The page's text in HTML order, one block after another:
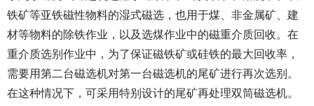
铁矿等亚铁磁性物料的湿式磁选，也用于煤、非金属矿、建
材等物料的除铁作业，以及选煤作业中的磁重介质回收。在
重介质选别作业中，为了保证磁铁矿或硅铁的最大回收率，
需要用第二台磁选机对第一台磁选机的尾矿进行再次选别。
在这种情况下，可采用特别设计的尾矿再处理双筒磁选机。